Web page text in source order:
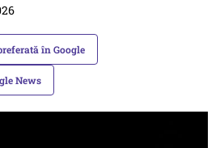
în Google
News